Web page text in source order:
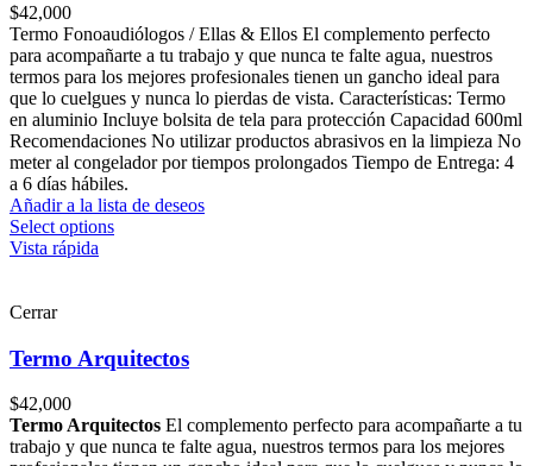
$42,000
Termo Fonoaudiólogos / Ellas & Ellos El complemento perfecto
para acompañarte a tu trabajo y que nunca te falte agua, nuestros
termos para los mejores profesionales tienen un gancho ideal para
que lo cuelgues y nunca lo pierdas de vista. Características: Termo
en aluminio Incluye bolsita de tela para protección Capacidad 600ml
Recomendaciones No utilizar productos abrasivos en la limpieza No
meter al congelador por tiempos prolongados Tiempo de Entrega: 4
a 6 días hábiles.
Añadir a la lista de deseos
Select options
Vista rápida
Cerrar
Termo Arquitectos
$42,000
Termo Arquitectos El complemento perfecto para acompañarte a tu
trabajo y que nunca te falte agua, nuestros termos para los mejores